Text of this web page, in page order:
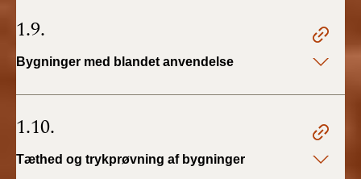
1.9.
Bygninger med blandet anvendelse
1.10.
Tæthed og trykprøvning af bygninger